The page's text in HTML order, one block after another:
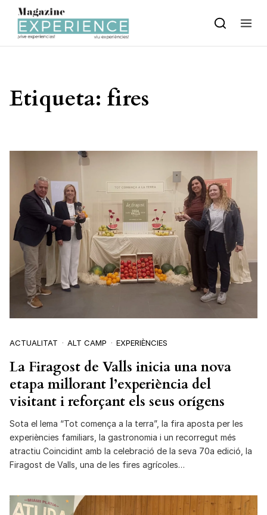
Skip to content
Etiqueta: fires
ACTUALITAT ALT CAMP EXPERIÈNCIES
La Firagost de Valls inicia una nova
etapa millorant l’experiència del
visitant i reforçant els seus orígens
Sota el lema “Tot comença a la terra”, la fira aposta per les
experiències familiars, la gastronomia i un recorregut més
atractiu Coincidint amb la celebració de la seva 70a edició, la
Firagost de Valls, una de les fires agrícoles…